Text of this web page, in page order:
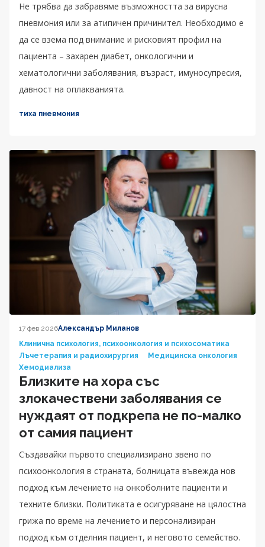
Не трябва да забравяме възможността за вирусна
пневмония или за атипичен причинител. Необходимо е
да се взема под внимание и рисковият профил на
пациента – захарен диабет, онкологични и
хематологични заболявания, възраст, имуносупресия,
давност на оплакванията.
тиха пневмония
17 фев 2026Александър Миланов
Клинична психология, психоонкология и психосоматика
Лъчетерапия и радиохирургия
Медицинска онкология
Хемодиализа
Близките на хора със
злокачествени заболявания се
нуждаят от подкрепа не по-малко
от самия пациент
Създавайки първото специализирано звено по
психоонкология в страната, болницата въвежда нов
подход към лечението на онкоболните пациенти и
техните близки. Политиката е осигуряване на цялостна
грижа по време на лечението и персонализиран
подход към отделния пациент, и неговото семейство.